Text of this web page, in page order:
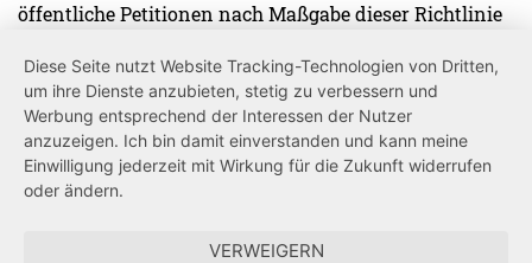
öffentliche Petitionen nach Maßgabe dieser Richtlinie
§ 1 Öffentliche Petitionen
Öffentliche Petitionen müssen inhaltlich ein Anliegen
werden unter Verwendung des hierfür vorgesehenen
Diese Seite nutzt Website Tracking-Technologien von Dritten,
um ihre Dienste anzubieten, stetig zu verbessern und
Werbung entsprechend der Interessen der Nutzer
anzuzeigen. Ich bin damit einverstanden und kann meine
Einwilligung jederzeit mit Wirkung für die Zukunft widerrufen
oder ändern.
VERWEIGERN